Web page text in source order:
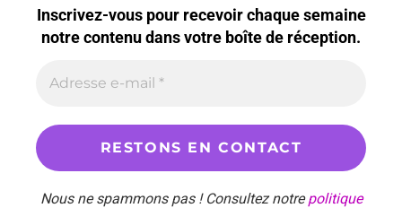
Inscrivez-vous pour recevoir chaque semaine
notre contenu dans votre boîte de réception.
Nous ne spammons pas ! Consultez notrepolitique